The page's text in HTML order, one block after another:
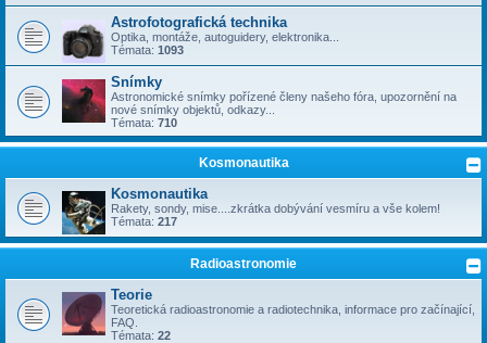
Astrofotografická technika
Optika, montáže, autoguidery, elektronika...
Témata: 1093
Snímky
Astronomické snímky pořízené členy našeho fóra, upozornění na
nové snímky objektů, odkazy...
Témata: 710
Kosmonautika
Kosmonautika
Rakety, sondy, mise....zkrátka dobývání vesmíru a vše kolem!
Témata: 217
Radioastronomie
Teorie
Teoretická radioastronomie a radiotechnika, informace pro začínající,
FAQ.
Témata: 22